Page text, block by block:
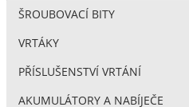
ŠROUBOVACÍ BITY
VRTÁKY
PŘÍSLUŠENSTVÍ VRTÁNÍ
AKUMULÁTORY A NABÍJEČE